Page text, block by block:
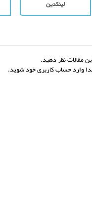
لینکدین
مقالات نظر دهید.
وارد حساب کاربری خود شوید.